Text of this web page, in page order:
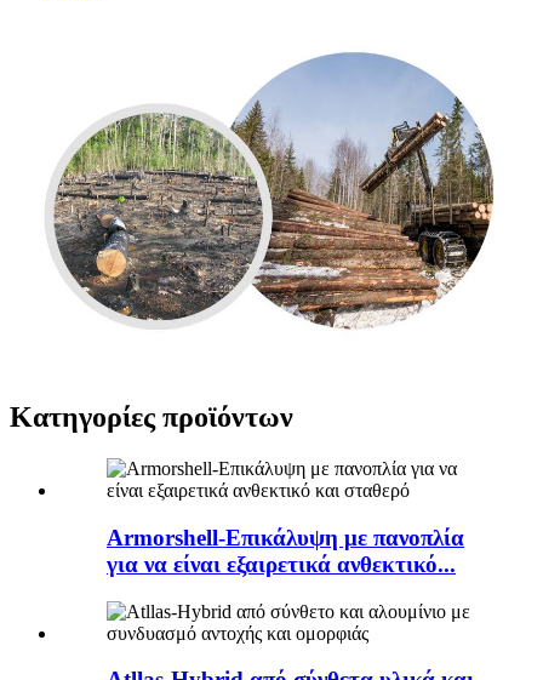
Κατηγορίες προϊόντων
Armorshell-Επικάλυψη με πανοπλία
για να είναι εξαιρετικά ανθεκτικό...